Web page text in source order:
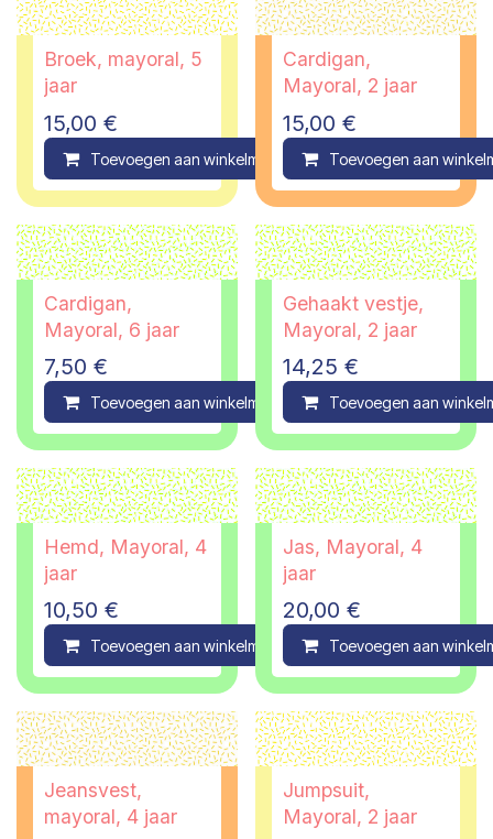
Broek, mayoral, 5
jaar
15,00 €
Toevoegen aan winkelmandje Compare
Cardigan,
Mayoral, 2 jaar
15,00 €
Toevoegen aan
Cardigan,
Mayoral, 6 jaar
7,50 €
Toevoegen aan winkelmandje Compare
Gehaakt vestje,
Mayoral, 2 jaar
14,25 €
Toevoegen aan
Hemd, Mayoral, 4
jaar
10,50 €
Toevoegen aan winkelmandje Compare
Jas, Mayoral, 4
jaar
20,00 €
Toevoegen aan
Jeansvest,
mayoral, 4 jaar
Jumpsuit,
Mayoral, 2 jaar